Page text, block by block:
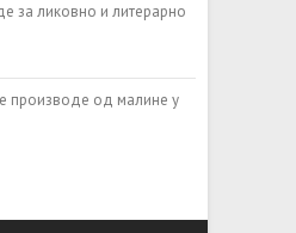
за ликовно и литерарно
производе од малине у